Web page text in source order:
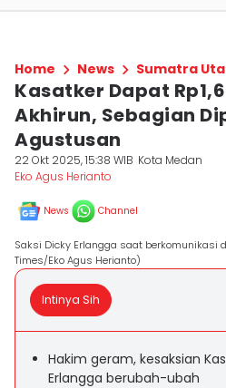
Home News Sumatra
Kasatker Dapat
Akhirun, Sebagian
Agustusan
22 Okt 2025, 15:38 WIB Kota Medan
Eko Agus Herianto
News Channel
Saksi Dicky Erlangga saat berkomunikasi
Times/Eko Agus Herianto)
Intinya Sih
Hakim geram, kesaksian
Erlangga berubah-ubah